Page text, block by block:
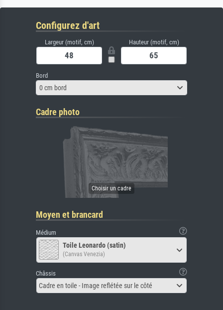
Configurez d'art
Largeur (motif, cm) Hauteur (motif, cm)
Bord
0 cm bord
Cadre photo
Moyen et brancard
Médium
Toile Leonardo (satin)
(Canvas Venezia)
Châssis
Cadre en toile - Image reflétée sur le côté